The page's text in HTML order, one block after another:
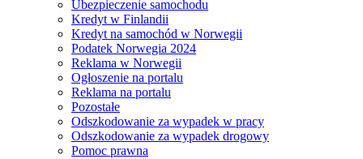
Ubezpieczenie samochodu
Kredyt w Finlandii
Kredyt na samochód w Norwegii
Podatek Norwegia 2024
Reklama w Norwegii
Ogłoszenie na portalu
Reklama na portalu
Pozostałe
Odszkodowanie za wypadek w pracy
Odszkodowanie za wypadek drogowy
Pomoc prawna